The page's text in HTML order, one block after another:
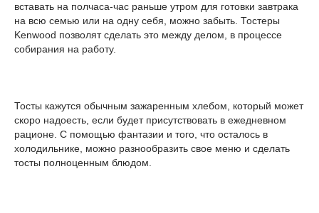
вставать на полчаса-час раньше утром для готовки завтрака
на всю семью или на одну себя, можно забыть. Тостеры
Kenwood позволят сделать это между делом, в процессе
собирания на работу.
Тосты кажутся обычным зажаренным хлебом, который может
скоро надоесть, если будет присутствовать в ежедневном
рационе. С помощью фантазии и того, что осталось в
холодильнике, можно разнообразить свое меню и сделать
тосты полноценным блюдом.